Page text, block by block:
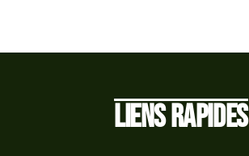
Liens rapides